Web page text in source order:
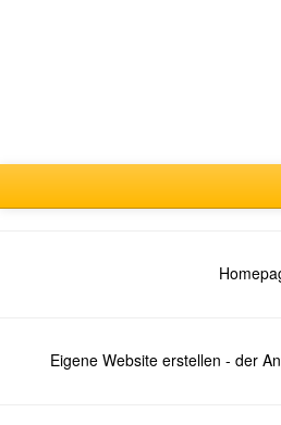
Eigene Website erstellen - der